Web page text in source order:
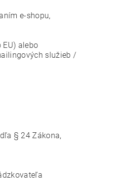
e-shopu,
alebo
služieb /
§ 24 Zákona,